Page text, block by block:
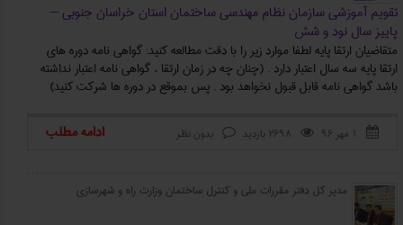
تقویم آموزشی سازمان نظام مهندسی ساختمان استان خراسان جنوبی –
پاییز سال نود و شش
متقاضیان ارتقا پایه لطفا موارد زیر را با دقت مطالعه کنید: گواهی نامه دوره های
ارتقا پایه سه سال اعتبار دارد . (چنان چه در زمان ارتقا ، گواهی نامه اعتبار نداشته
باشد گواهی نامه قابل قبول نخواهد بود . پس بموقع در دوره ها شرکت کنید)
 ۱ مهر ۹۶  2698 بازدید  بدون نظر ادامه مطلب
مدیر کل دفتر مقررات ملی و کنترل ساختمان وزارت راه و شهرسازی